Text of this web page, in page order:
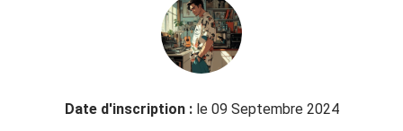
Date d'inscription :le 09 Septembre 2024